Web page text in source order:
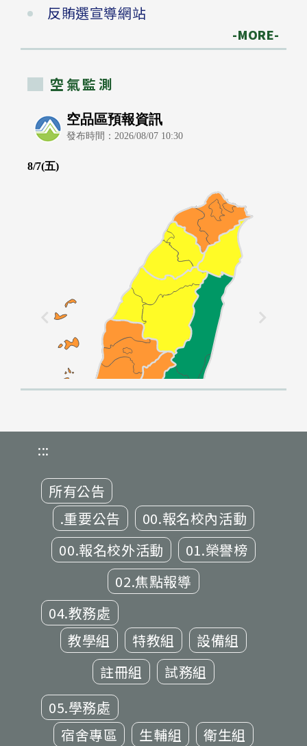
反賄選宣導網站
-MORE-
空氣監測
:::
所有公告
.重要公告
00.報名校內活動
00.報名校外活動
01.榮譽榜
02.焦點報導
04.教務處
教學組
特教組
設備組
註冊組
試務組
05.學務處
宿舍專區
生輔組 衛生組